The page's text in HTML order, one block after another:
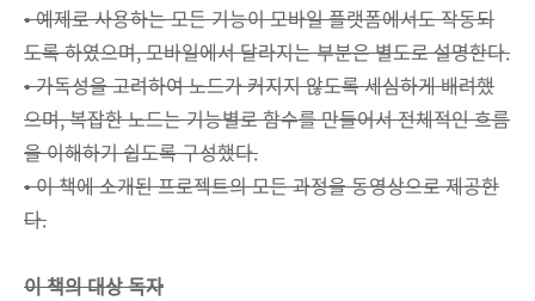
• 예제로 사용하는 모든 기능이 모바일 플랫폼에서도 작동되
도록 하였으며, 모바일에서 달라지는 부분은 별도로 설명한다.
• 가독성을 고려하여 노드가 커지지 않도록 세심하게 배려했
으며, 복잡한 노드는 기능별로 함수를 만들어서 전체적인 흐름
을 이해하기 쉽도록 구성했다.
• 이 책에 소개된 프로젝트의 모든 과정을 동영상으로 제공한
다.
이 책의 대상 독자